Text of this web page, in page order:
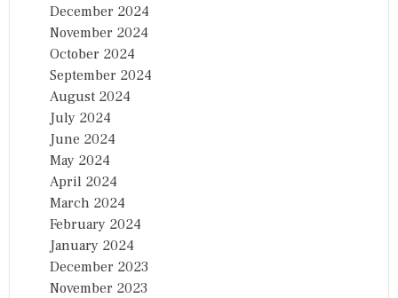
December 2024
November 2024
October 2024
September 2024
August 2024
July 2024
June 2024
May 2024
April 2024
March 2024
February 2024
January 2024
December 2023
November 2023